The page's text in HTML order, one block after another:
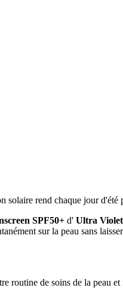
solaire rend chaque jour d'été
SPF50+ d' Ultra
sur la peau sans
routine de soins de la peau